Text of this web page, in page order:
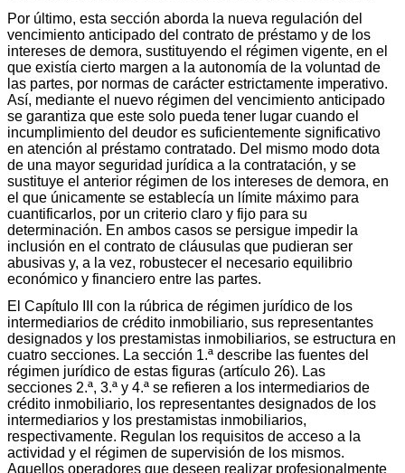
Por último, esta sección aborda la nueva regulación del
vencimiento anticipado del contrato de préstamo y de los
intereses de demora, sustituyendo el régimen vigente, en el
que existía cierto margen a la autonomía de la voluntad de
las partes, por normas de carácter estrictamente imperativo.
Así, mediante el nuevo régimen del vencimiento anticipado
se garantiza que este solo pueda tener lugar cuando el
incumplimiento del deudor es suficientemente significativo
en atención al préstamo contratado. Del mismo modo dota
de una mayor seguridad jurídica a la contratación, y se
sustituye el anterior régimen de los intereses de demora, en
el que únicamente se establecía un límite máximo para
cuantificarlos, por un criterio claro y fijo para su
determinación. En ambos casos se persigue impedir la
inclusión en el contrato de cláusulas que pudieran ser
abusivas y, a la vez, robustecer el necesario equilibrio
económico y financiero entre las partes.
El Capítulo III con la rúbrica de régimen jurídico de los
intermediarios de crédito inmobiliario, sus representantes
designados y los prestamistas inmobiliarios, se estructura en
cuatro secciones. La sección 1.ª describe las fuentes del
régimen jurídico de estas figuras (artículo 26). Las
secciones 2.ª, 3.ª y 4.ª se refieren a los intermediarios de
crédito inmobiliario, los representantes designados de los
intermediarios y los prestamistas inmobiliarios,
respectivamente. Regulan los requisitos de acceso a la
actividad y el régimen de supervisión de los mismos.
Aquellos operadores que deseen realizar profesionalmente